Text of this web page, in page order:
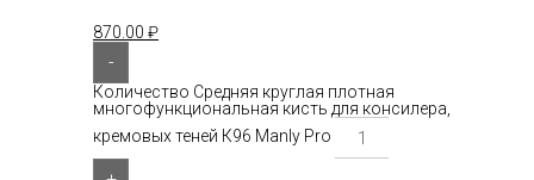
870.00 ₽
-
Количество Средняя круглая плотная
многофункциональная кисть для консилера,
кремовых теней К96 Manly Pro